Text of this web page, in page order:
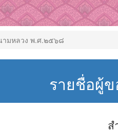
ามหลวง พ.ศ.๒๕๖๘
รายชื่อผู้
ส